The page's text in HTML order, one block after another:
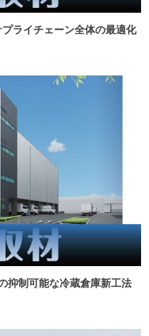
ライチェーン全体の最適化
抑制可能な冷蔵倉庫新工法